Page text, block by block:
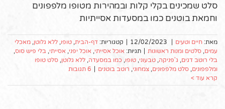
סלט שמכינים בקלי קלות ובמהירות מטופו מלפפונים
וחמאת בוטנים כמו במסעדות אסייתיות
מאת: חיים וטעים 12/02/2023 קטגוריות: דף-הבית, טופו, ללא גלוטן, מאכלי
עמים, סלטים ומנות ראשונות תגיות: אוכל אסייתי, אוכל יפני, אסייתי, בלי פיש סוס,
בלי רוטב דגים, ג'פניקה, טבעוני, טופו, כמו במסעדה, ללא גלוטן, סלט טופו
ומלפפונים, סלט מלפפונים, צמחוני, רוטב בוטנים
6 תגובות
קרא עוד >